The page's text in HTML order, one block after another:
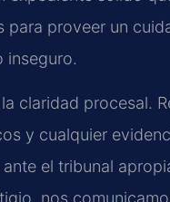
para proveer un
inseguro.
claridad procesal.
y cualquier
el tribunal
nos